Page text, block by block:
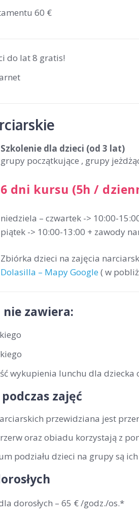
60 €
do lat 8 gratis!
Szkolenie dla dzieci (od 3 lat)
grupy początkujące , grupy
6 dni kursu (5h /
niedziela – czwartek -> 10:00-
piątek -> 10:00-13:00 + zawody
Zbiórka dzieci na zajęcia
Dolasilla – Mapy Google( w
nie zawiera:
wykupienia lunchu dla dziecka
zajęć
przewidziana jest
oraz obiadu korzystają z
podziału dzieci na grupy są
dorosłych – 65 € /godz./os.*